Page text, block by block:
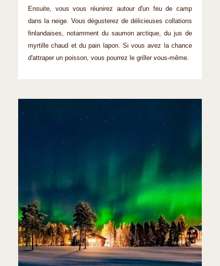
Ensuite, vous vous réunirez autour d'un feu de camp
dans la neige. Vous dégusterez de délicieuses collations
finlandaises, notamment du saumon arctique, du jus de
myrtille chaud et du pain lapon. Si vous avez la chance
d'attraper un poisson, vous pourrez le griller vous-même.